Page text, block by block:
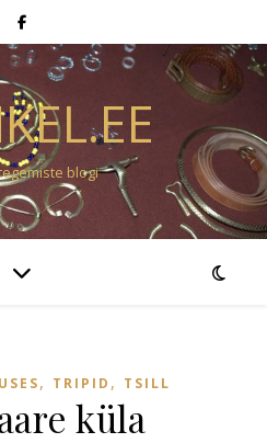
blogi
, TRIPID , TSILL
küla